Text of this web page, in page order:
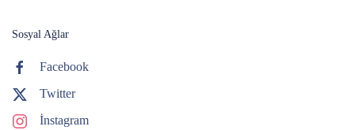
Sosyal Ağlar
Facebook
Twitter
İnstagram